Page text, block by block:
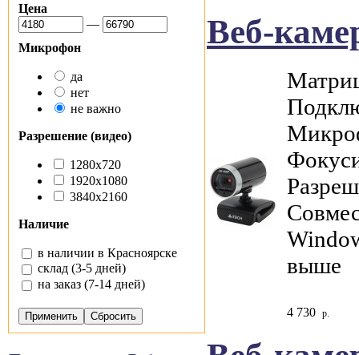
Цена
—
Микрофон
да
нет
не важно
Разрешение (видео)
1280x720
1920x1080
3840x2160
Наличие
в наличии в Красноярске
склад (3-5 дней)
на заказ (7-14 дней)
Веб-
выше
4 730 р.